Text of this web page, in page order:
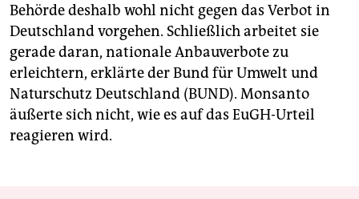
Behörde deshalb wohl nicht gegen das Verbot in
Deutschland vorgehen. Schließlich arbeitet sie
gerade daran, nationale Anbauverbote zu
erleichtern, erklärte der Bund für Umwelt und
Naturschutz Deutschland (BUND). Monsanto
äußerte sich nicht, wie es auf das EuGH-Urteil
reagieren wird.